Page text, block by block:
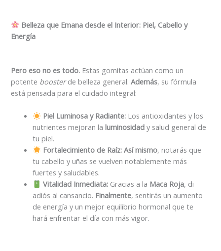
Belleza que Emana desde el Interior: Piel, Cabello y
Energía
Pero eso no es todo. Estas gomitas actúan como un
potente boosterde belleza general.Además, su fórmula
está pensada para el cuidado integral:
Piel Luminosa y Radiante:Los antioxidantes y los
nutrientes mejoran laluminosidad y salud general de
tu piel.
Fortalecimiento de Raíz: Así mismo, notarás que
tu cabello y uñas se vuelven notablemente más
fuertes y saludables.
Vitalidad Inmediata:Gracias a la Maca Roja, di
adiós al cansancio. Finalmente, sentirás un aumento
de energía y un mejor equilibrio hormonal que te
hará enfrentar el día con más vigor.